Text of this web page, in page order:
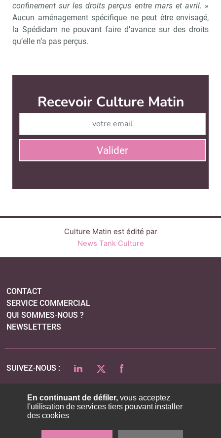
confinement sur les droits perçus entre mars et avril. »
Aucun aménagement spécifique ne peut être envisagé,
la Spédidam ne pouvant faire d’avance sur des droits
qu’elle n’a pas perçus.
Recevoir Culture Matin
Valider
Culture Matin est édité par
News Tank Culture
CONTACT
SERVICE COMMERCIAL
QUI SOMMES-NOUS ?
NEWSLETTERS
SUIVEZ-NOUS : LINKEDINTWITTERFACEBOOK
PLAN DU SITE
En continuant de défiler,vous acceptez
l'utilisation de services tiers pouvant installer
des cookies